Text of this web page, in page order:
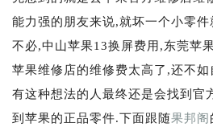
能力强的朋友来说,就坏一个小零
不必,中山苹果13换屏费用,东莞苹
苹果维修店的维修费太高了,还不
有这种想法的人最终还是会找到官
到苹果的正品零件.下面跟随果邦阁